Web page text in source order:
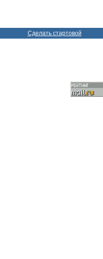
Сделать стартовой